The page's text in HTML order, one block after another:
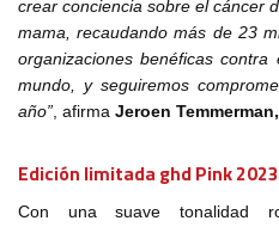
crear conciencia sobre el cáncer
mama, recaudando más de 23
organizaciones benéficas
mundo, y seguiremos
año” , afirma Jeroen
Edición limitada ghd Pink 2023
Con una suave tonalidad